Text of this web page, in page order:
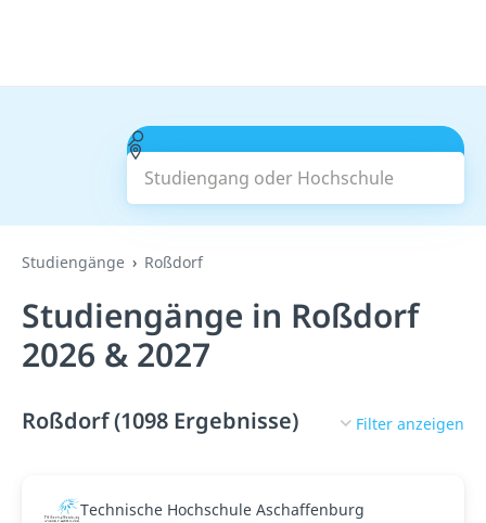
Studiengang oder Hochschule
Suchen
Studiengänge Roßdorf
Studiengänge in Roßdorf
2026 & 2027
Roßdorf (1098 Ergebnisse) Filter anzeigen
Technische Hochschule Aschaffenburg